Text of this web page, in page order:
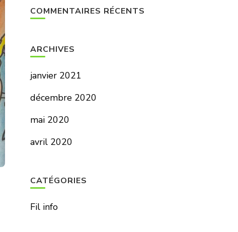
COMMENTAIRES RÉCENTS
ARCHIVES
janvier 2021
décembre 2020
mai 2020
avril 2020
CATÉGORIES
Fil info